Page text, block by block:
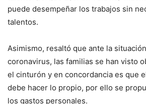
puede desempeñar los trabajos sin
talentos.
Asimismo, resaltó que ante la
coronavirus, las familias se han visto
el cinturón y en concordancia es que
debe hacer lo propio, por ello se
los gastos personales.